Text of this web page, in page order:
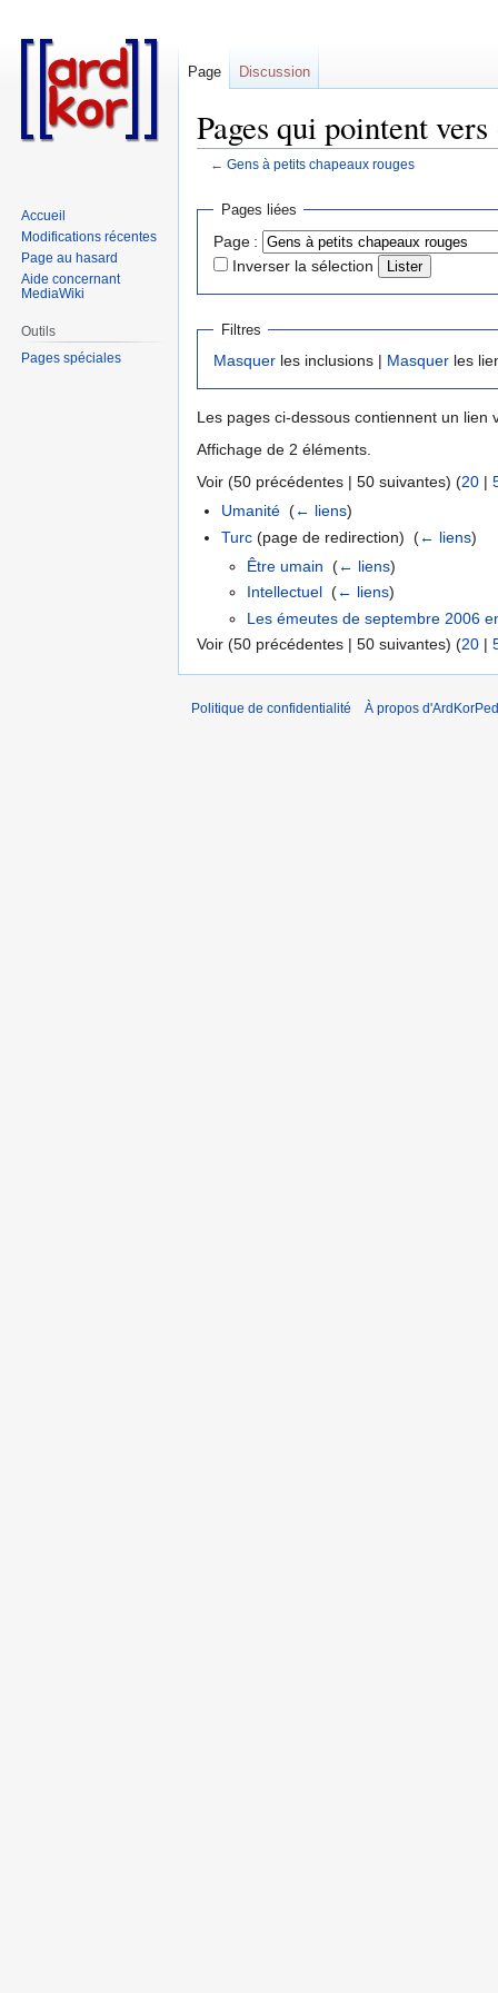
Pages qui pointent
← Gens à petits chapeaux rouges
Aller
navigation
Aller
recherche
Pages liées
Page :
Inverser la sélection
Filtres
Masquer les inclusions | Masquer les
Les pages ci-dessous contiennent un lien
Affichage de 2 éléments.
Voir (50 précédentes | 50 suivantes) (20 |
Umanité ‎(← liens)
Turc (page de redirection) ‎(← liens)
Être umain (← liens)
Intellectuel‎ (← liens)
Les émeutes de septembre 2006
Voir (50 précédentes | 50 suivantes) (20 |
Page Discussion
Accueil
Modifications récentes
Page au hasard
Aide concernant
MediaWiki
Outils
Pages spéciales
Politique de confidentialité À propos